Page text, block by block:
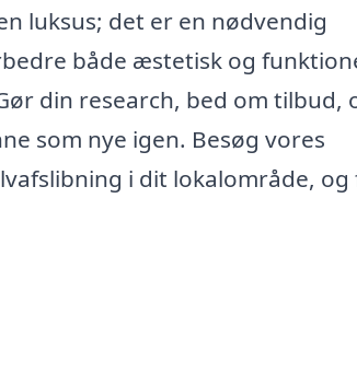
luksus; det er en nødvendig
både æstetisk og
din research, bed om tilbud,
som nye igen. Besøg vores
i dit lokalområde, og